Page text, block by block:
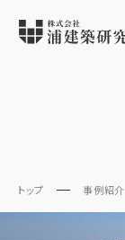
トップ 事例紹介